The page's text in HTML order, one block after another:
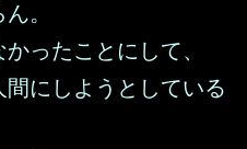
。
ったことにして、
にしようとしている